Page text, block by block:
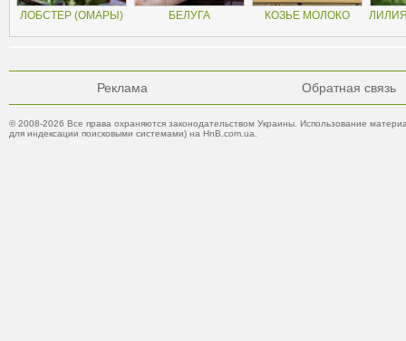
ЛОБСТЕР (ОМАРЫ) БЕЛУГА КОЗЬЕ МОЛОКО
Реклама Обратная связь
© 2008-2026 Все права охраняются законодательством Украины. Использование
для индексации поисковыми системами) на HnB.com.ua.